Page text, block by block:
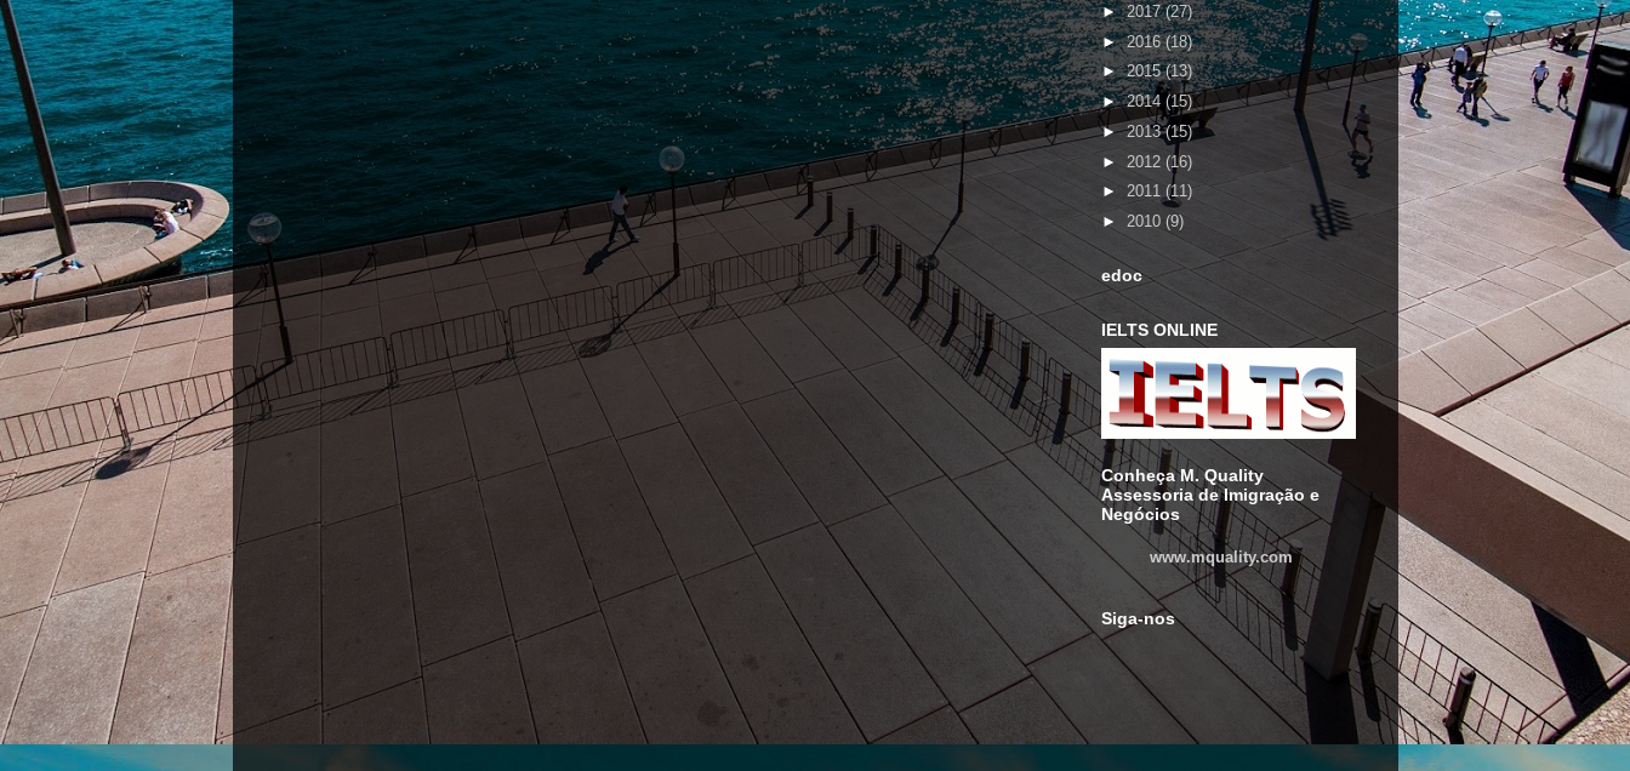
►2017(27)
►2016(18)
►2015(13)
►2014 (15)
►2013(15)
► 2012 (16)
► 2011 (11)
► 2010 (9)
edoc
IELTS ONLINE
Conheça M. Quality
Assessoria de Imigração e
Negócios
www.mquality.com
Siga-nos